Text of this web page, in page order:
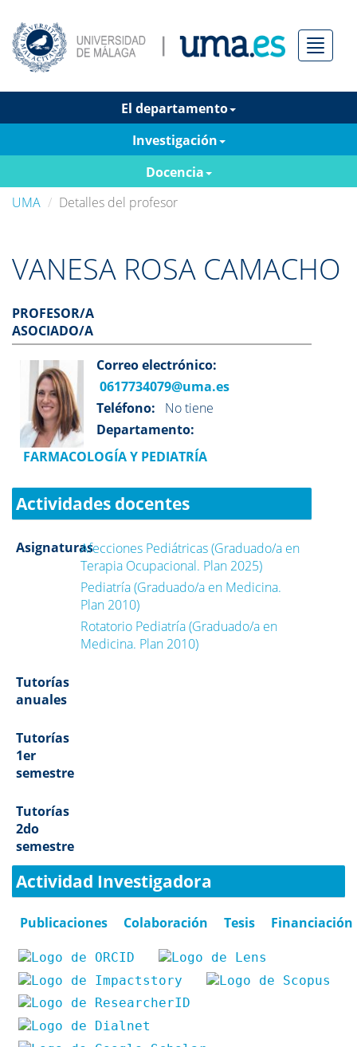
Menú
El departamento
Investigación
Docencia
UMA
Detalles del profesor
VANESA ROSA CAMACHO
PROFESOR/A
ASOCIADO/A
Correo electrónico:
0617734079@uma.es
Teléfono: No tiene
Departamento:
FARMACOLOGÍA Y PEDIATRÍA
Actividades docentes
AsignaturasAfecciones Pediátricas (Graduado/a en
Terapia Ocupacional. Plan 2025)
Pediatría (Graduado/a en Medicina.
Plan 2010)
Rotatorio Pediatría (Graduado/a en
Medicina. Plan 2010)
Tutorías
anuales
Tutorías
1er
semestre
Tutorías
2do
semestre
Actividad Investigadora
Publicaciones Colaboración Tesis Financiación